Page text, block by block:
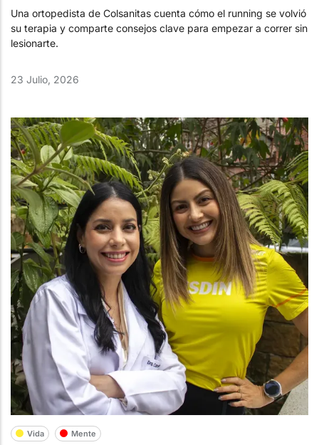
Una ortopedista de Colsanitas cuenta cómo el running se volvió
su terapia y comparte consejos clave para empezar a correr sin
lesionarte.
23 Julio, 2026
Vida Mente